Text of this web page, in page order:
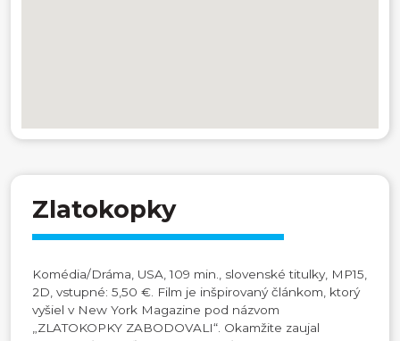
Zlatokopky
Komédia/Dráma, USA, 109 min., slovenské titulky, MP15,
2D, vstupné: 5,50 €. Film je inšpirovaný článkom, ktorý
vyšiel v New York Magazine pod názvom
„ZLATOKOPKY ZABODOVALI“. Okamžite zaujal